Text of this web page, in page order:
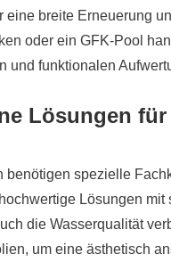
breite Erneuerung
oder ein GFK-Pool
und funktionalen
Lösungen
benötigen spezielle
Lösungen mit
die Wasserqualität
um eine ästhetisch